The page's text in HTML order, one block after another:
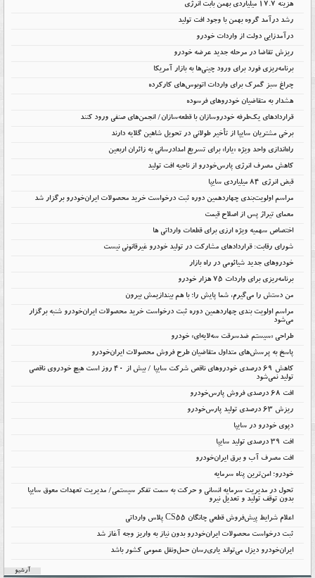
هزینه ۱۷.۷ میلیاردی بهمن بابت انرژی
رشد درآمد گروه بهمن با وجود افت تولید
درآمدزایی دولت از واردات خودرو
ریزش تقاضا در مرحله جدید عرضه خودرو
برنامه‌ریزی فورد برای ورود چینی‌ها به بازار آمریکا
چراغ سبز گمرک برای واردات اتوبوس‌های کارکرده
هشدار به متقاضیان خودروهای فرسوده
قراردادهای یک‌طرفه خودروسازان با قطعه‌سازان/ انجمن‌های صنفی ورود کنند
برخی مشتریان سایپا از تأخیر طولانی در تحویل شاهین گلایه دارند
راه‌اندازی واحد ویژه «یارا» برای تسریع امدادرسانی به زائران اربعین
کاهش مصرف انرژی پارس‌خودرو از ناحیه افت تولید
قبض انرژی ۸۴ میلیاردی سایپا
مراسم اولویت‌بندی چهاردهمین دوره ثبت درخواست خرید محصولات ایران‌خودرو برگزار شد
معمای تیراژ پس از اصلاح قیمت
اختصاص سهمیه ویژه ارزی برای قطعات وارداتی ها
شورای رقابت: قراردادهای مشارکت در تولید خودرو غیرقانونی نیست
خودروهای جدید شیائومی در راه بازار
برنامه‌ریزی برای واردات ۷۵ هزار خودرو
من دستش را می‌گیرم، شما پایش را؛ با هم بیندازیمش بیرون
مراسم اولویت بندی چهاردهمین دوره ثبت درخواست خرید محصولات ایران‌خودرو شنبه برگزار
می‌شود
طراحی «سیستم ضدسرقت سه‌لایه‌ای» خودرو
پاسخ به پرسش‌های متداول متقاضیان طرح فروش محصولات ایران‌خودرو
کاهش ۶۹ درصدی خودروهای ناقص شرکت سایپا / بیش از ۴۰ روز است هیچ خودروی ناقصی
تولید نمی‌شود
افت 68 درصدی فروش پارس‌خودرو
ریزش 63 درصدی تولید پارس‌خودرو
دپوی خودرو در سایپا
افت ۳۹ درصدی تولید سایپا
افت مصرف آب و برق ایران‌خودرو
خودرو؛ امن‌ترین پناه سرمایه
تحول در مدیریت سرمایه انسانی و حرکت به سمت تفکر سیستمی/ مدیریت تعهدات معوق سایپا
بدون توقف تولید و تعدیل نیرو
اعلام شرایط پیش‌فروش قطعی چانگان CS55 پلاس وارداتی
ثبت درخواست محصولات ایران‌خودرو بدون نیاز به واریز وجه آغاز شد
ایران‌خودرو دیزل می‌تواند یاری‌رسان حمل‌ونقل عمومی کشور باشد
آرشیو